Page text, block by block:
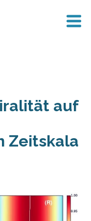
auf
Zeitskala